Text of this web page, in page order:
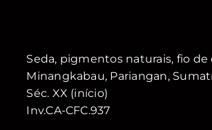
Seda, pigmentos naturais, fio de
Minangkabau, Pariangan,
Séc. XX (início)
Inv.CA-CFC.937